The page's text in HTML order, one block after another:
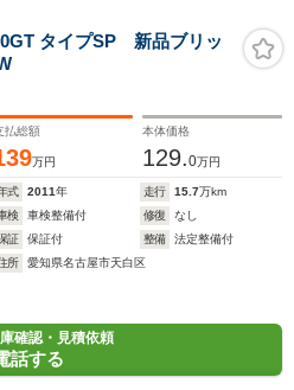
タイプSP 新品ブリッ
払総額
万円
本体価格
129.0万円
式 2011年 走行 15.7万km
検
車検整備付 修復
なし
証
保証付 整備
法定整備付
所
愛知県名古屋市天白区
確認・見積依頼
話する